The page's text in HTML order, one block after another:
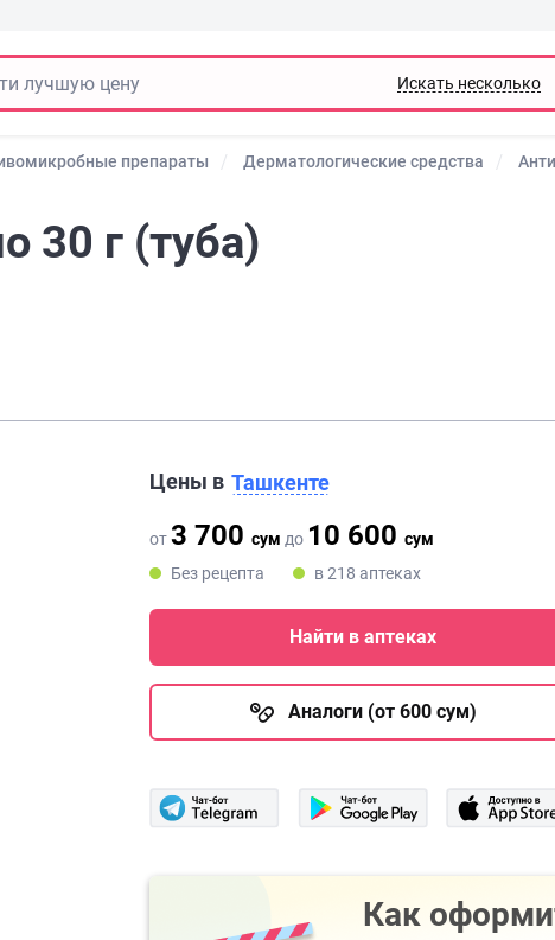
Искать несколько
препараты Дерматологические средства
30 г (туба)
Цены в Ташкенте
от3 700 сум до 10 600 сум
Без рецепта
в 218 аптеках
Найти в аптеках
Аналоги (от 600 сум)
Как